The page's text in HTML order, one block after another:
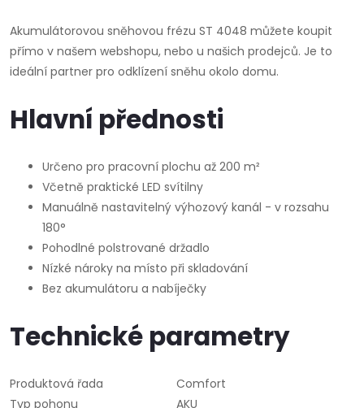
Akumulátorovou sněhovou frézu ST 4048 můžete koupit
přímo v našem webshopu, nebo u našich prodejců. Je to
ideální partner pro odklízení sněhu okolo domu.
Hlavní přednosti
Určeno pro pracovní plochu až 200 m²
Včetně praktické LED svítilny
Manuálně nastavitelný výhozový kanál - v rozsahu
180°
Pohodlné polstrované držadlo
Nízké nároky na místo při skladování
Bez akumulátoru a nabíječky
Technické parametry
Produktová řada
Comfort
Typ pohonu
AKU